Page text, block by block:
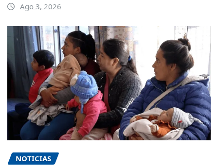
Ago 3, 2026
NOTICIAS